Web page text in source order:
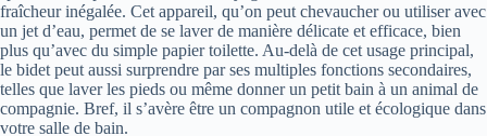
fraîcheur inégalée. Cet appareil, qu’on peut chevaucher ou utiliser avec
un jet d’eau, permet de se laver de manière délicate et efficace, bien
plus qu’avec du simple papier toilette. Au-delà de cet usage principal,
le bidet peut aussi surprendre par ses multiples fonctions secondaires,
telles que laver les pieds ou même donner un petit bain à un animal de
compagnie. Bref, il s’avère être un compagnon utile et écologique dans
votre salle de bain.